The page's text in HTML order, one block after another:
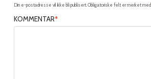
Din e-postadresse vil ikke bli publisert. Obligatoriske felt er merket med
KOMMENTAR*